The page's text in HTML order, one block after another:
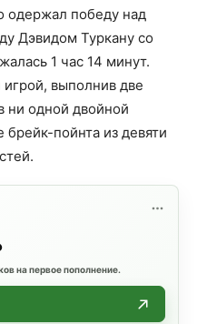
одержал победу над
Дэвидом Туркану со
1 час 14 минут.
выполнив две
ни одной двойной
пойнта из девяти
на первое пополнение.